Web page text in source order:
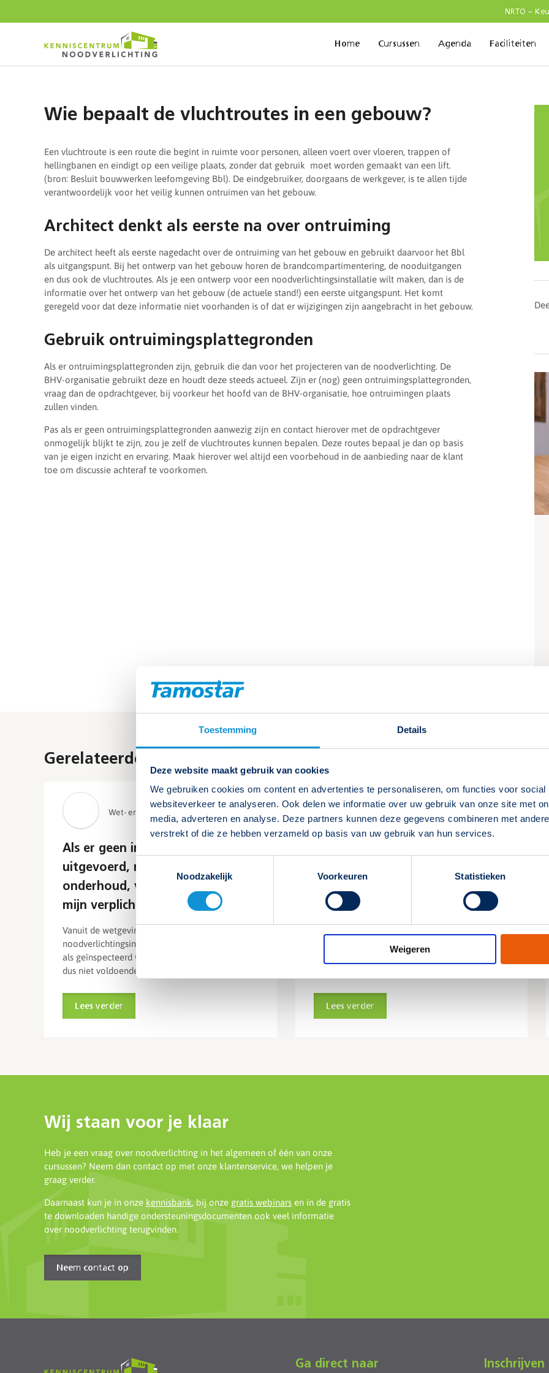
Toestemming Details
Deze website maakt gebruik van cookies
We gebruiken cookies om content en advertenties te personaliseren, om functies voor social
websiteverkeer te analyseren. Ook delen we informatie over uw gebruik van onze site met
media, adverteren en analyse. Deze partners kunnen deze gegevens combineren met
verstrekt of die ze hebben verzameld op basis van uw gebruik van hun services.
Toestemmingsselectie
Noodzakelijk
Voorkeuren Statistieken
Weigeren
NRTO –
Home Cursussen Agenda Faciliteiten
Wie bepaalt de vluchtroutes in een gebouw?
Een vluchtroute is een route die begint in ruimte voor personen, alleen voert over vloeren, trappen of
hellingbanen en eindigt op een veilige plaats, zonder dat gebruik moet worden gemaakt van een lift.
(bron: Besluit bouwwerken leefomgeving Bbl). De eindgebruiker, doorgaans de werkgever, is te allen tijde
verantwoordelijk voor het veilig kunnen ontruimen van het gebouw.
Architect denkt als eerste na over ontruiming
De architect heeft als eerste nagedacht over de ontruiming van het gebouw en gebruikt daarvoor het Bbl
als uitgangspunt. Bij het ontwerp van het gebouw horen de brandcompartimentering, de nooduitgangen
en dus ook de vluchtroutes. Als je een ontwerp voor een noodverlichtingsinstallatie wilt maken, dan is de
informatie over het ontwerp van het gebouw (de actuele stand!) een eerste uitgangspunt. Het komt
geregeld voor dat deze informatie niet voorhanden is of dat er wijzigingen zijn aangebracht in het gebouw.
Gebruik ontruimingsplattegronden
Als er ontruimingsplattegronden zijn, gebruik die dan voor het projecteren van de noodverlichting. De
BHV-organisatie gebruikt deze en houdt deze steeds actueel. Zijn er (nog) geen ontruimingsplattegronden,
vraag dan de opdrachtgever, bij voorkeur het hoofd van de BHV-organisatie, hoe ontruimingen plaats
zullen vinden.
Pas als er geen ontruimingsplattegronden aanwezig zijn en contact hierover met de opdrachtgever
onmogelijk blijkt te zijn, zou je zelf de vluchtroutes kunnen bepalen. Deze routes bepaal je dan op basis
van je eigen inzicht en ervaring. Maak hierover wel altijd een voorbehoud in de aanbieding naar de klant
toe om discussie achteraf te voorkomen.
Gerelateerde kennisbank artikelen
Wet- en regelgeving noodverlichting
Als er geen inspectie wordt
uitgevoerd, maar wel
onderhoud, voldoe ik dan aan
mijn verplichtingen?
Vanuit de wetgeving moet de
noodverlichtingsinstallatie zowel onderhouden
als geïnspecteerd worden. Alleen onderhoud is
dus niet voldoende. Lees meer
Lees verder
Wet- en regelgeving noodverlichting
bouwvergunning te krijgen?
eisen de gemeente stelt met betrekking tot
noodverlichting en het Besluit bouwwerken
Lees verder
Wij staan voor je klaar
Heb je een vraag over noodverlichting in het algemeen of één van onze
cursussen? Neem dan contact op met onze klantenservice, we helpen je
graag verder.
Daarnaast kun je in onze kennisbank, bij onze gratis webinars en in de gratis
te downloaden handige ondersteuningsdocumenten ook veel informatie
over noodverlichting terugvinden.
Neem contact op
Ga direct naar